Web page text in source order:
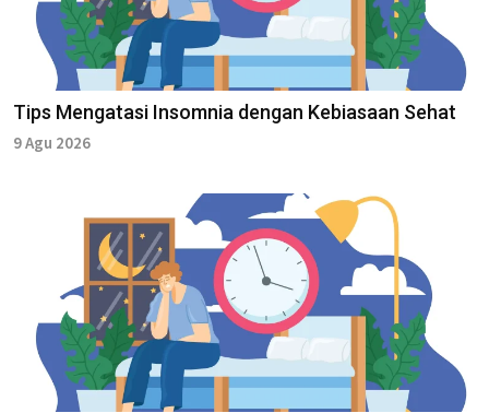
Tips Mengatasi Insomnia dengan Kebiasaan Sehat
9 Agu 2026